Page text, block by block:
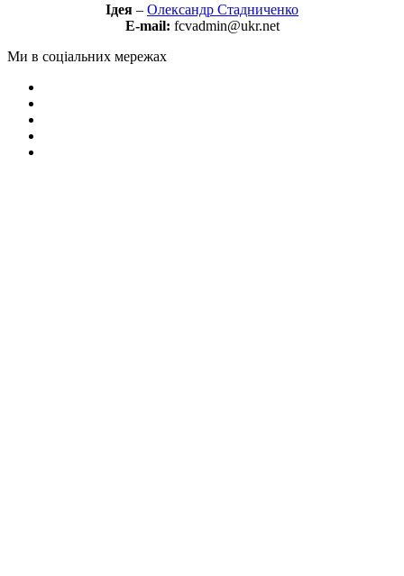
Ідея – Олександр Стадниченко
E-mail: fcvadmin@ukr.net
Ми в соціальних мережах